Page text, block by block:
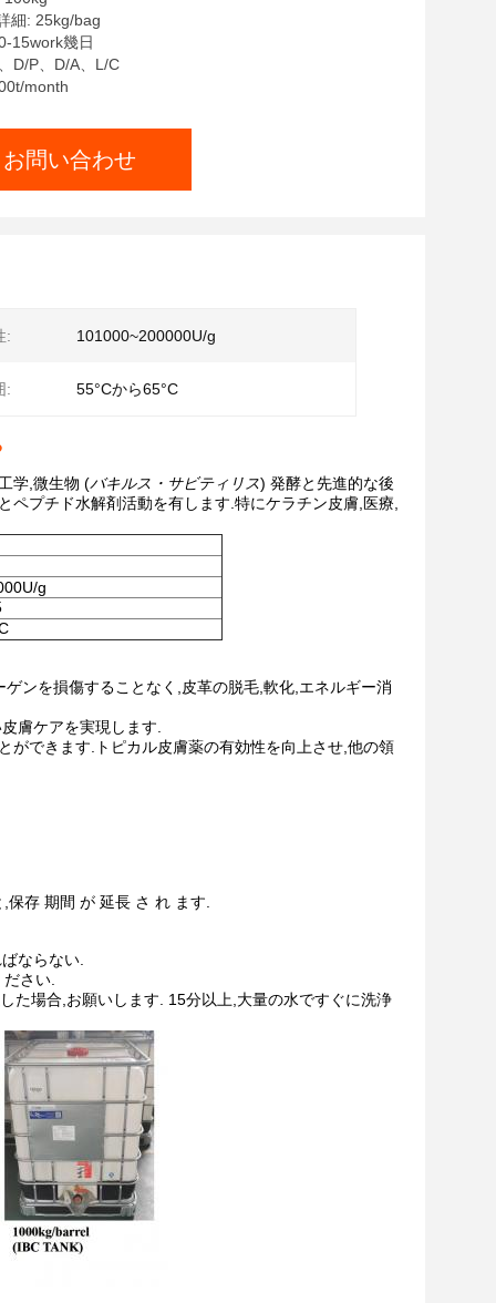
細: 25kg/bag
15work幾日
D/P、D/A、L/C
month
お問い合わせ
: 101000~200000U/g
: 55°Cから65°C
学,微生物 (バキルス・サビティリス) 発酵と先進的な後
プチド水解剤活動を有します.特にケラチン皮膚,医療,
g
ンを損傷することなく,皮革の脱毛,軟化,エネルギー消
膚ケアを実現します.
ができます.トピカル皮膚薬の有効性を向上させ,他の領
存 期間 が 延長 さ れ ます.
ならない.
さい.
た場合,お願いします. 15分以上,大量の水ですぐに洗浄